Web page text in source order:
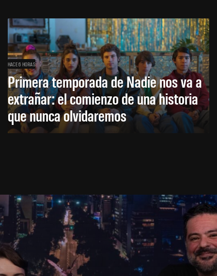
HACE 6 HORAS
Primera temporada de Nadie nos va a
extrañar: el comienzo de una historia
que nunca olvidaremos